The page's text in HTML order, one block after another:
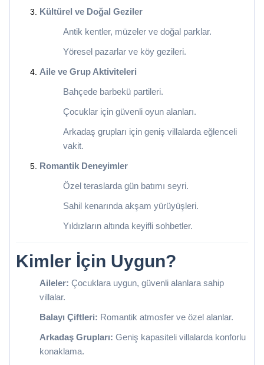
Kültürel ve Doğal Geziler
Antik kentler, müzeler ve doğal parklar.
Yöresel pazarlar ve köy gezileri.
Aile ve Grup Aktiviteleri
Bahçede barbekü partileri.
Çocuklar için güvenli oyun alanları.
Arkadaş grupları için geniş villalarda eğlenceli
vakit.
Romantik Deneyimler
Özel teraslarda gün batımı seyri.
Sahil kenarında akşam yürüyüşleri.
Yıldızların altında keyifli sohbetler.
Kimler İçin Uygun?
Aileler: Çocuklara uygun, güvenli alanlara sahip
villalar.
Balayı Çiftleri: Romantik atmosfer ve özel alanlar.
Arkadaş Grupları: Geniş kapasiteli villalarda konforlu
konaklama.